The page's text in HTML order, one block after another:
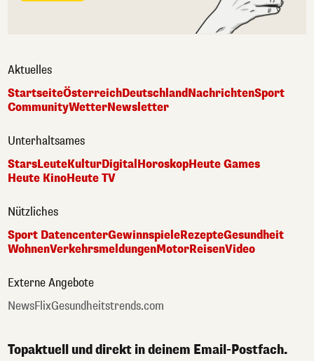
Aktuelles
StartseiteÖsterreichDeutschlandNachrichtenSport
CommunityWetterNewsletter
Unterhaltsames
StarsLeuteKulturDigital HoroskopHeute Games
Heute KinoHeute TV
Nützliches
Sport DatencenterGewinnspieleRezepteGesundheit
WohnenVerkehrsmeldungenMotorReisenVideo
Externe Angebote
NewsFlixGesundheitstrends.com
Topaktuell und direkt in deinem Email-Postfach.